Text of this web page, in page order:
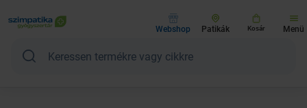
Webshop Patikák Kosár Menü